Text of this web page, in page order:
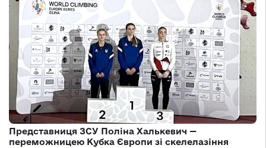
Представниця ЗСУ Поліна Халькевич —
переможницею Кубка Європи зі скелелазіння